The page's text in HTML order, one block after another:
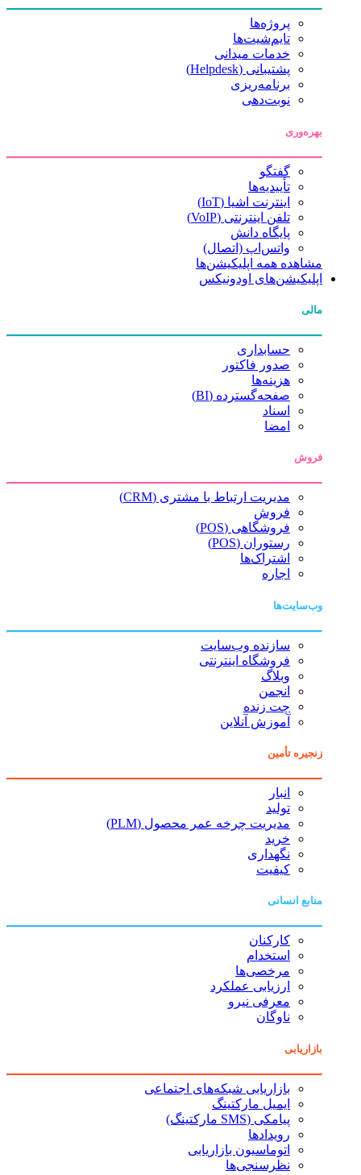
پروژه‌ها
تایم‌شیت‌ها
خدمات میدانی
پشتیبانی (Helpdesk)
برنامه‌ریزی
نوبت‌دهی
بهره‌وری
گفتگو
تأییدیه‌ها
اینترنت اشیا (IoT)
تلفن اینترنتی (VoIP)
پایگاه دانش
واتس‌اپ (اتصال)
مشاهده همه اپلیکیشن‌ها
اپلیکیشن‌های اودونیکس
مالی
حسابداری
صدور فاکتور
هزینه‌ها
صفحه‌گسترده (BI)
اسناد
امضا
فروش
مدیریت ارتباط با مشتری (CRM)
فروش
فروشگاهی (POS)
رستوران (POS)
اشتراک‌ها
اجاره
وب‌سایت‌ها
سازنده وب‌سایت
فروشگاه اینترنتی
وبلاگ
انجمن
چت زنده
آموزش آنلاین
زنجیره تأمین
انبار
تولید
مدیریت چرخه عمر محصول (PLM)
خرید
نگهداری
کیفیت
منابع انسانی
کارکنان
استخدام
مرخصی‌ها
ارزیابی عملکرد
معرفی نیرو
ناوگان
بازاریابی
بازاریابی شبکه‌های اجتماعی
ایمیل مارکتینگ
پیامکی (SMS مارکتینگ)
رویدادها
اتوماسیون بازاریابی
نظرسنجی‌ها